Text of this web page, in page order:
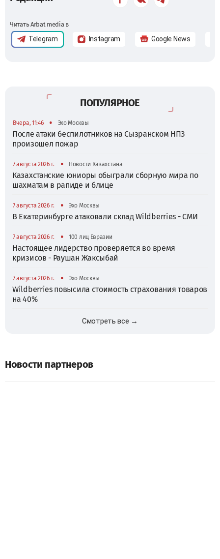
Читать Arbat media в
Telegram Instagram Google News
ПОПУЛЯРНОЕ
Вчера, 11:46 • Эхо Москвы
После атаки беспилотников на Сызранском НПЗ
произошел пожар
7 августа 2026 г. • Новости Казахстана
Казахстанские юниоры обыграли сборную мира по
шахматам в рапиде и блице
7 августа 2026 г. • Эхо Москвы
В Екатеринбурге атаковали склад Wildberries - СМИ
7 августа 2026 г. • 100 лиц Евразии
Настоящее лидерство проверяется во время
кризисов - Раушан Жаксыбай
7 августа 2026 г. • Эхо Москвы
Wildberries повысила стоимость страхования товаров
на 40%
Смотреть все →
Новости партнеров